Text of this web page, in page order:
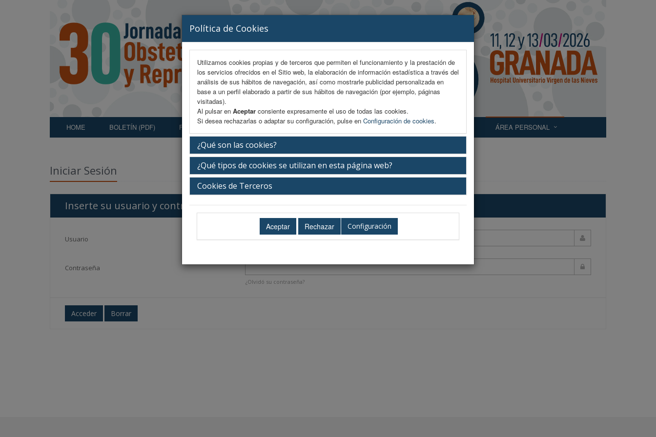
Política de Cookies
Utilizamos cookies propias y de terceros que permiten el funcionamiento y la prestación de
los servicios ofrecidos en el Sitio web, la elaboración de información estadística a través del
análisis de sus hábitos de navegación, así como mostrarle publicidad personalizada en
base a un perfil elaborado a partir de sus hábitos de navegación (por ejemplo, páginas
visitadas).
Al pulsar en Aceptar consiente expresamente el uso de todas las cookies.
Si desea rechazarlas o adaptar su configuración, pulse en Configuración de cookies.
¿Qué son las cookies?
¿Qué tipos de cookies se utilizan en esta página web?
Cookies de Terceros
Configuración
HOME BOLETÍN (PDF) FORMULARIO INSCRIPCIÓN PROGRAMA PROGRAMA PDF ÁREA PERSONAL
Iniciar Sesión
Inserte su usuario y contraseña
Usuario
Contraseña
¿Olvidó su contraseña?
Acceder Borrar